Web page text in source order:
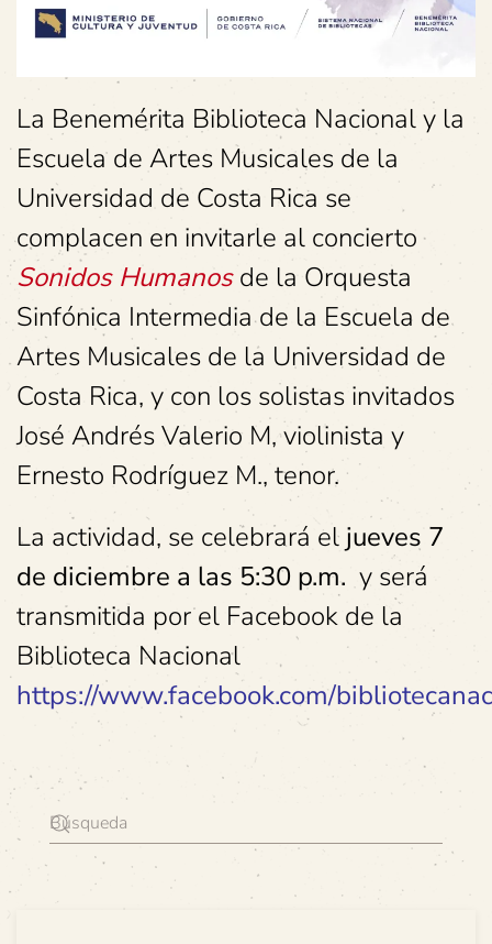
La Benemérita Biblioteca Nacional y la
Escuela de Artes Musicales de la
Universidad de Costa Rica se
complacen en invitarle al concierto
Sonidos Humanosde la Orquesta
Sinfónica Intermedia de la Escuela de
Artes Musicales de la Universidad de
Costa Rica, y con los solistas invitados
José Andrés Valerio M, violinista y
Ernesto Rodríguez M., tenor.
La actividad, se celebrará el jueves 7
de diciembre a las 5:30 p.m. y será
transmitida por el Facebook de la
Biblioteca Nacional
https://www.facebook.com/